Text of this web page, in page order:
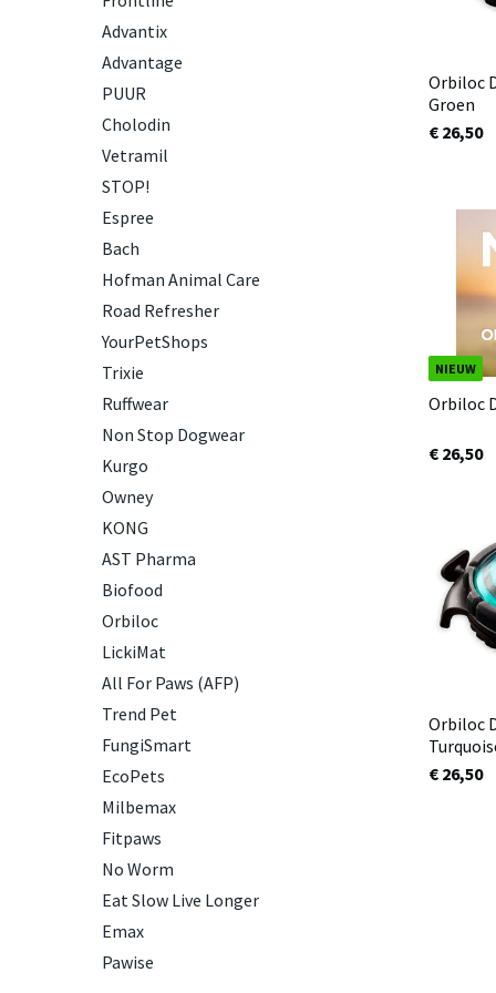
Advantix
Advantage
PUUR
Cholodin
Vetramil
STOP!
Espree
Bach
Hofman Animal Care
Road Refresher
YourPetShops
Trixie
Ruffwear
Non Stop Dogwear
Kurgo
Owney
KONG
AST Pharma
Biofood
Orbiloc
LickiMat
All For Paws (AFP)
Trend Pet
FungiSmart
EcoPets
Milbemax
Fitpaws
No Worm
Eat Slow Live Longer
Emax
Pawise
Orbiloc
Groen
€ 26,50
NIEUW
Orbiloc
€ 26,50
Orbiloc
€ 26,50